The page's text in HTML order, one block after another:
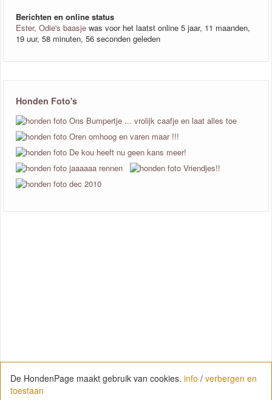
Berichten en online status
Ester, Odie's baasje was voor het laatst online 5 jaar, 11 maanden,
19 uur, 58 minuten, 56 seconden geleden
Honden Foto's
De HondenPage maakt gebruik van cookies. info / verbergen en
toestaan